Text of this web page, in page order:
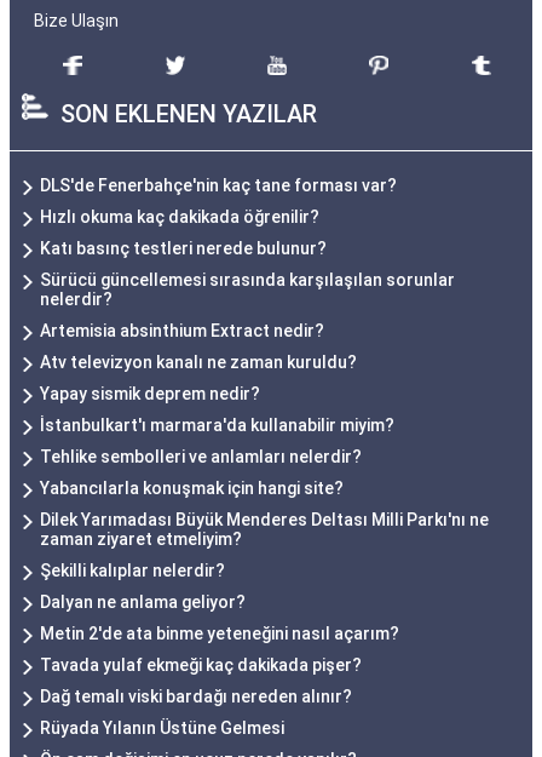
Bize Ulaşın
SON EKLENEN YAZILAR
DLS'de Fenerbahçe'nin kaç tane forması var?
Hızlı okuma kaç dakikada öğrenilir?
Katı basınç testleri nerede bulunur?
Sürücü güncellemesi sırasında karşılaşılan sorunlar
nelerdir?
Artemisia absinthium Extract nedir?
Atv televizyon kanalı ne zaman kuruldu?
Yapay sismik deprem nedir?
İstanbulkart'ı marmara'da kullanabilir miyim?
Tehlike sembolleri ve anlamları nelerdir?
Yabancılarla konuşmak için hangi site?
Dilek Yarımadası Büyük Menderes Deltası Milli Parkı'nı ne
zaman ziyaret etmeliyim?
Şekilli kalıplar nelerdir?
Dalyan ne anlama geliyor?
Metin 2'de ata binme yeteneğini nasıl açarım?
Tavada yulaf ekmeği kaç dakikada pişer?
Dağ temalı viski bardağı nereden alınır?
Rüyada Yılanın Üstüne Gelmesi